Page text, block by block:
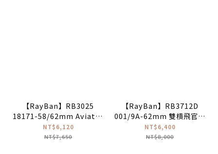
【RayBan】RB3025
18171-58/62mm Aviator
經典飛行員太陽眼鏡
NT$6,120
NT$7,650
【RayBan】RB3712D
001/9A-62mm 雙槓飛官框
太陽眼鏡 (偏光鏡片)
NT$6,400
NT$8,000